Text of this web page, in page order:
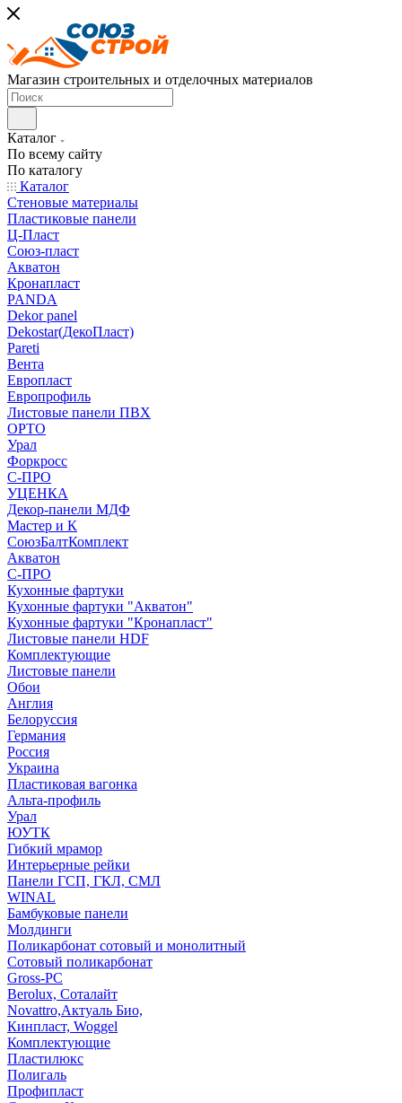
Магазин строительных и отделочных материалов
Каталог
По всему сайту
По каталогу
Каталог
Стеновые материалы
Пластиковые панели
Ц-Пласт
Союз-пласт
Акватон
Кронапласт
PANDA
Dekor panel
Dekostar(ДекоПласт)
Pareti
Вента
Европласт
Европрофиль
Листовые панели ПВХ
ОРТО
Урал
Форкросс
С-ПРО
УЦЕНКА
Декор-панели МДФ
Мастер и К
СоюзБалтКомплект
Акватон
С-ПРО
Кухонные фартуки
Кухонные фартуки "Акватон"
Кухонные фартуки "Кронапласт"
Листовые панели HDF
Комплектующие
Листовые панели
Обои
Англия
Белоруссия
Германия
Россия
Украина
Пластиковая вагонка
Альта-профиль
Урал
ЮУТК
Гибкий мрамор
Интерьерные рейки
Панели ГСП, ГКЛ, СМЛ
WINAL
Бамбуковые панели
Молдинги
Поликарбонат сотовый и монолитный
Сотовый поликарбонат
Gross-PC
Berolux, Соталайт
Novattro,Актуаль Био,
Кинпласт, Woggel
Комплектующие
Пластилюкс
Полигаль
Профипласт